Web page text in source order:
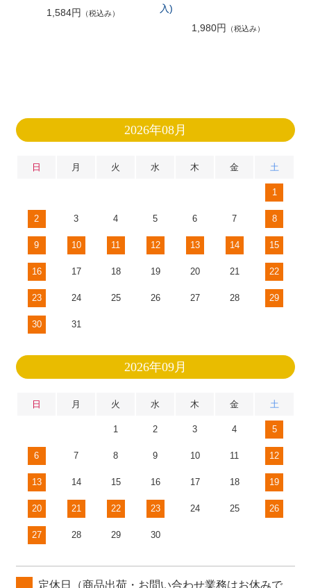
1,584円
（税込み）
入)
1,980円
（税込み）
2026年08月
日 月 火 水 木 金 土
1
2 3 4 5 6 7 8
9 10 11 12 13 14 15
16 17 18 19 20 21 22
23 24 25 26 27 28 29
30 31
2026年09月
日 月 火 水 木 金 土
1 2 3 4 5
6 7 8 9 10 11 12
13 14 15 16 17 18 19
20 21 22 23 24 25 26
27 28 29 30
定休日（商品出荷・お問い合わせ業務はお休みで